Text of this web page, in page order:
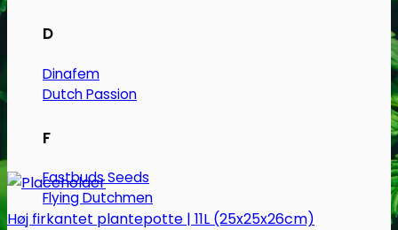
D
Dinafem
Dutch Passion
F
Fastbuds Seeds
Flying Dutchmen
Høj firkantet plantepotte | 11L (25x25x26cm)